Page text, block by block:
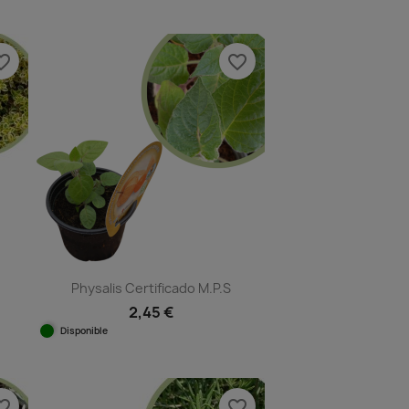
Physalis Certificado M.P.S
2,45 €
Disponible
favorite_border